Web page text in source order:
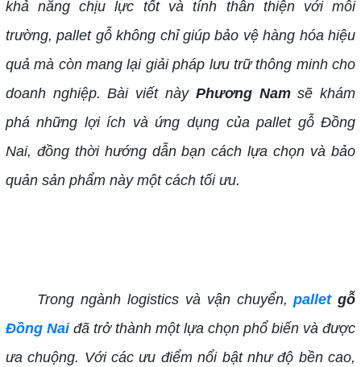
khả năng chịu lực tốt và tính thân thiện với môi
trường, pallet gỗ không chỉ giúp bảo vệ hàng hóa hiệu
quả mà còn mang lại giải pháp lưu trữ thông minh cho
doanh nghiệp. Bài viết này Phương Namsẽ khám
phá những lợi ích và ứng dụng của pallet gỗ Đồng
Nai, đồng thời hướng dẫn bạn cách lựa chọn và bảo
quản sản phẩm này một cách tối ưu.
Trong ngành logistics và vận chuyển,palletgỗ
Đồng Naiđã trở thành một lựa chọn phổ biến và được
ưa chuộng. Với các ưu điểm nổi bật như độ bền cao,